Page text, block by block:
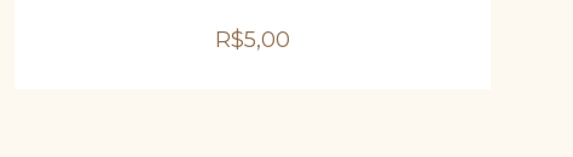
R$5,00